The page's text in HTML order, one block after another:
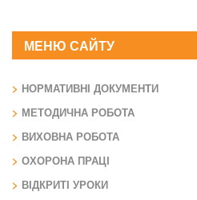
МЕНЮ САЙТУ
НОРМАТИВНІ ДОКУМЕНТИ
МЕТОДИЧНА РОБОТА
ВИХОВНА РОБОТА
ОХОРОНА ПРАЦІ
ВІДКРИТІ УРОКИ